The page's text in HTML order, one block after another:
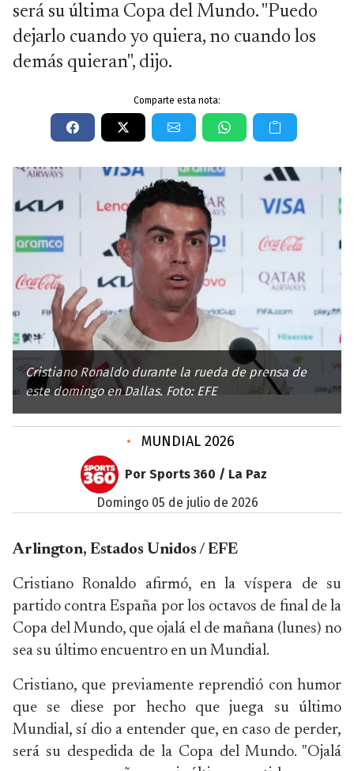
será su última Copa del Mundo. "Puedo
dejarlo cuando yo quiera, no cuando los
demás quieran", dijo.
Comparte esta nota:
Cristiano Ronaldo durante la rueda de prensa de
este domingo en Dallas. Foto: EFE
• MUNDIAL 2026
Por Sports 360 / La Paz
domingo 05 de julio de 2026
Arlington, Estados Unidos / EFE
Cristiano Ronaldo afirmó, en la víspera de su
partido contra España por los octavos de final de la
Copa del Mundo, que ojalá el de mañana (lunes) no
sea su último encuentro en un Mundial.
Cristiano, que previamente reprendió con humor
que se diese por hecho que juega su último
Mundial, sí dio a entender que, en caso de perder,
será su despedida de la Copa del Mundo. "Ojalá